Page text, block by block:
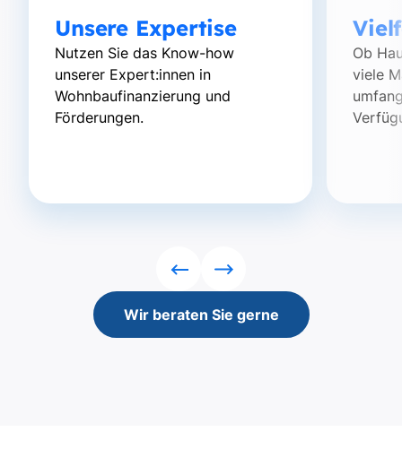
Unsere Expertise
Nutzen Sie das Know-how
unserer Expert:innen in
Wohnbaufinanzierung und
Förderungen.
Ob
viele
RückwärtsVorwärts
Wir beraten Sie gerne